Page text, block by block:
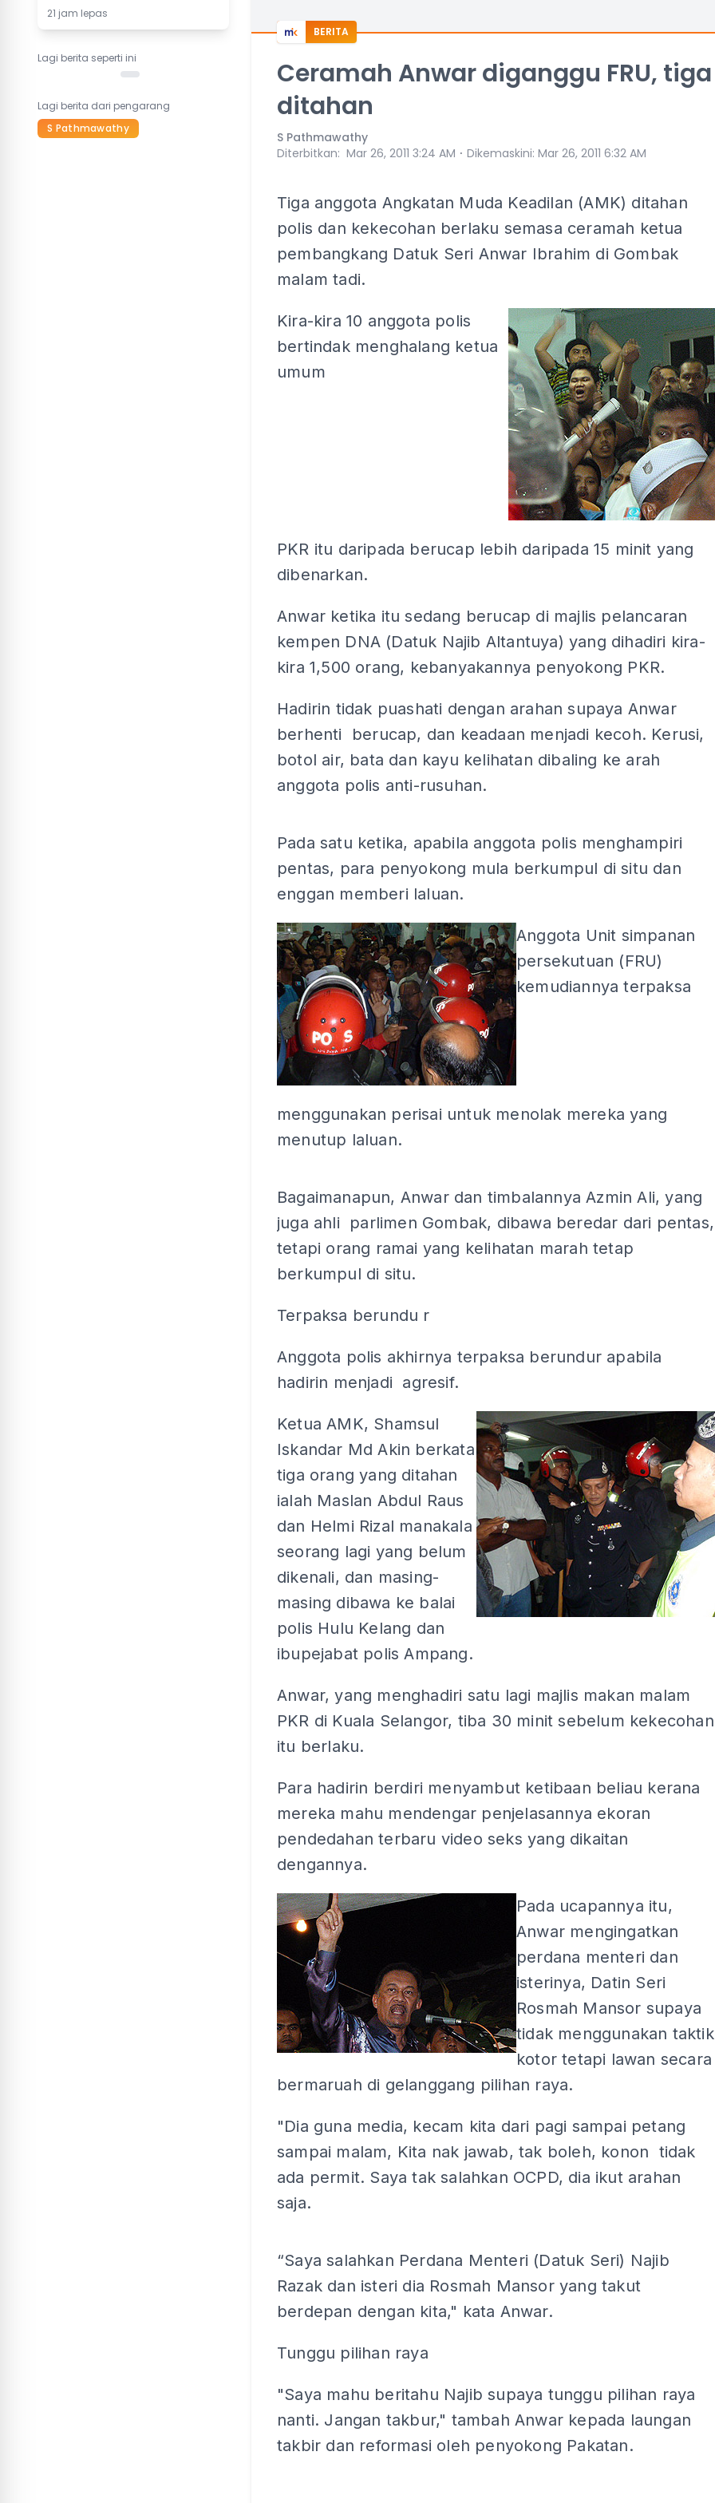
21 jam lepas
Lagi berita seperti ini
Lagi berita dari pengarang
S Pathmawathy
BERITA
Ceramah Anwar diganggu FRU, tiga
ditahan
S Pathmawathy
Diterbitkan: Mar 26, 2011 3:24 AM ⋅ Dikemaskini: Mar 26, 2011 6:32 AM
Tiga anggota Angkatan Muda Keadilan (AMK) ditahan
polis dan kekecohan berlaku semasa ceramah ketua
pembangkang Datuk Seri Anwar Ibrahim di Gombak
malam tadi.
Kira-kira 10 anggota polis
bertindak menghalang ketua
umum
PKR itu daripada berucap lebih daripada 15 minit yang
dibenarkan.
Anwar ketika itu sedang berucap di majlis pelancaran
kempen DNA (Datuk Najib Altantuya) yang dihadiri kira-
kira 1,500 orang, kebanyakannya penyokong PKR.
Hadirin tidak puashati dengan arahan supaya Anwar
berhenti berucap, dan keadaan menjadi kecoh. Kerusi,
botol air, bata dan kayu kelihatan dibaling ke arah
anggota polis anti-rusuhan.
Pada satu ketika, apabila anggota polis menghampiri
pentas, para penyokong mula berkumpul di situ dan
enggan memberi laluan.
Anggota Unit simpanan
persekutuan (FRU)
kemudiannya terpaksa
menggunakan perisai untuk menolak mereka yang
menutup laluan.
Bagaimanapun, Anwar dan timbalannya Azmin Ali, yang
juga ahli parlimen Gombak, dibawa beredar dari pentas,
tetapi orang ramai yang kelihatan marah tetap
berkumpul di situ.
Terpaksa berundu r
Anggota polis akhirnya terpaksa berundur apabila
hadirin menjadi agresif.
Ketua AMK, Shamsul
Iskandar Md Akin berkata
tiga orang yang ditahan
ialah Maslan Abdul Raus
dan Helmi Rizal manakala
seorang lagi yang belum
dikenali, dan masing-
masing dibawa ke balai
polis Hulu Kelang dan
ibupejabat polis Ampang.
Anwar, yang menghadiri satu lagi majlis makan malam
PKR di Kuala Selangor, tiba 30 minit sebelum kekecohan
itu berlaku.
Para hadirin berdiri menyambut ketibaan beliau kerana
mereka mahu mendengar penjelasannya ekoran
pendedahan terbaru video seks yang dikaitan
dengannya.
Pada ucapannya itu,
Anwar mengingatkan
perdana menteri dan
isterinya, Datin Seri
Rosmah Mansor supaya
tidak menggunakan taktik
kotor tetapi lawan secara
bermaruah di gelanggang pilihan raya.
"Dia guna media, kecam kita dari pagi sampai petang
sampai malam, Kita nak jawab, tak boleh, konon tidak
ada permit. Saya tak salahkan OCPD, dia ikut arahan
saja.
“Saya salahkan Perdana Menteri (Datuk Seri) Najib
Razak dan isteri dia Rosmah Mansor yang takut
berdepan dengan kita," kata Anwar.
Tunggu pilihan raya
"Saya mahu beritahu Najib supaya tunggu pilihan raya
nanti. Jangan takbur," tambah Anwar kepada laungan
takbir dan reformasi oleh penyokong Pakatan.